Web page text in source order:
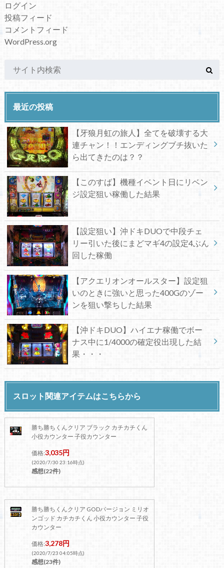
ログイン
投稿フィード
コメントフィード
WordPress.org
最近の投稿
【牙狼月虹の旅人】全てを破壊する大
連チャン！！エンディングブチ抜いた
ら出てきたのは？？
【このすば】機種イベント日にリベン
ジ設定狙い稼働した結果
【設定狙い】沖ドキDUOで中段チェ
リー引いた後にまどマギ4の設定4ぶん
回した稼働
【アクエリオンオールスター】設定狙
いのときに強いと思った400Gのゾー
ンを狙い撃ちした結果
【沖ドキDUO】ハイエナ稼働でボー
ナス中に1/4000の確定役出現した結
果・・・
スロット関連アイテムはこちらから
勝ち勝ちくんクリア ブラック カチカチくん
小役カウンター 子役カウンター
価格:3,035円
(2020/7/30 23:16時点)
感想(22件)
勝ち勝ちくんクリア GODバージョン ミリオ
ンゴッド カチカチくん 小役カウンター 子役
カウンター
価格:3,278円
(2020/7/23 04:05時点)
感想(23件)